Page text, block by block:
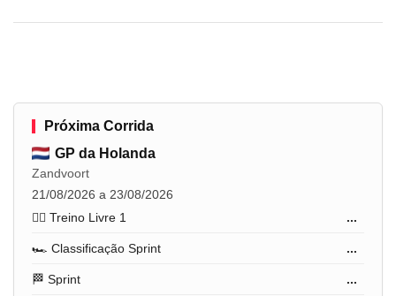
Próxima Corrida
GP da Holanda
Zandvoort
21/08/2026 a 23/08/2026
🏋️‍♂️ Treino Livre 1
...
🏎️ Classificação Sprint ...
🏁 Sprint ...